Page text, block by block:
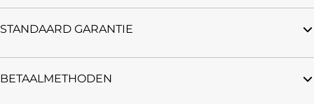
STANDAARD GARANTIE
BETAALMETHODEN